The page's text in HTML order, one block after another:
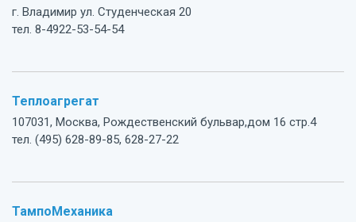
г. Владимир ул. Студенческая 20
тел. 8-4922-53-54-54
Теплоагрегат
107031, Москва, Рождественский бульвар,дом 16 стр.4
тел. (495) 628-89-85, 628-27-22
ТампоМеханика